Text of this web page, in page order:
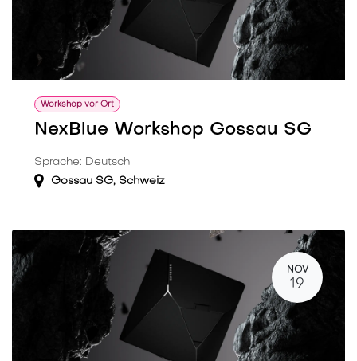
Workshop vor Ort
NexBlue Workshop Gossau SG
Sprache: Deutsch
Gossau SG, Schweiz
NOV
19